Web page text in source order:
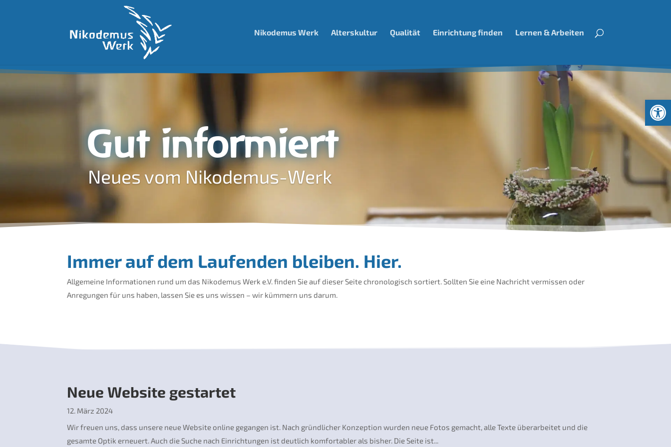
Nikodemus Werk Alterskultur Qualität Einrichtung finden Lernen & Arbeiten
Gut informiert
Neues vom Nikodemus-Werk
Immer auf dem Laufenden bleiben. Hier.
Allgemeine Informationen rund um das Nikodemus Werk e.V. finden Sie auf dieser Seite chronologisch sortiert. Sollten Sie eine Nachricht vermissen oder
Anregungen für uns haben, lassen Sie es uns wissen – wir kümmern uns darum.
Neue Website gestartet
12. März 2024
Wir freuen uns, dass unsere neue Website online gegangen ist. Nach gründlicher Konzeption wurden neue Fotos gemacht, alle Texte überarbeitet und die
gesamte Optik erneuert. Auch die Suche nach Einrichtungen ist deutlich komfortabler als bisher. Die Seite ist...